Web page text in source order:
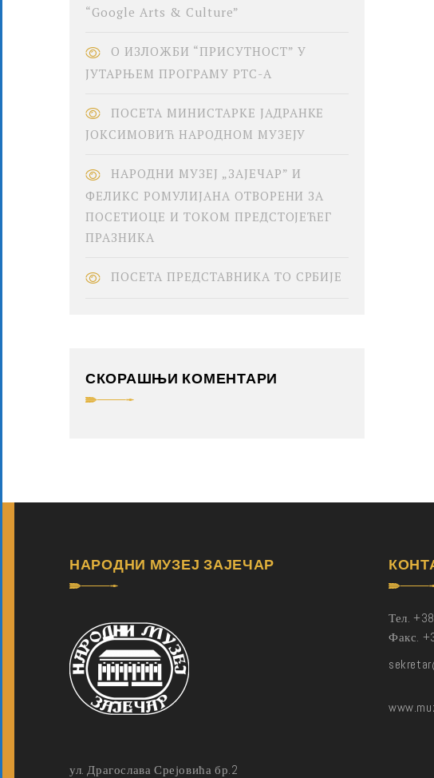
“Google Arts & Culture”
О ИЗЛОЖБИ “ПРИСУТНОСТ” У
ЈУТАРЊЕМ ПРОГРАМУ РТС-А
ПОСЕТА МИНИСТАРКЕ ЈАДРАНКЕ
ЈОКСИМОВИЋ НАРОДНОМ МУЗЕЈУ
НАРОДНИ МУЗЕЈ „ЗАЈЕЧАР” И
ФЕЛИКС РОМУЛИЈАНА ОТВОРЕНИ ЗА
ПОСЕТИОЦЕ И ТОКОМ ПРЕДСТОЈЕЋЕГ
ПРАЗНИКА
ПОСЕТА ПРЕДСТАВНИКА ТО СРБИЈЕ
СКОРАШЊИ КОМЕНТАРИ
НАРОДНИ МУЗЕЈ ЗАЈЕЧАР
ул. Драгослава Срејовића бр.2
Тел.
Факс.